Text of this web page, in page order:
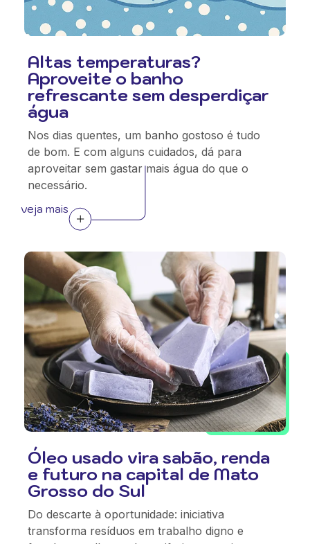
Altas temperaturas?
Aproveite o banho
refrescante sem desperdiçar
água
Nos dias quentes, um banho gostoso é tudo
de bom. E com alguns cuidados, dá para
aproveitar sem gastar mais água do que o
necessário.
veja mais
Óleo usado vira sabão, renda
e futuro na capital de Mato
Grosso do Sul
Do descarte à oportunidade: iniciativa
transforma resíduos em trabalho digno e